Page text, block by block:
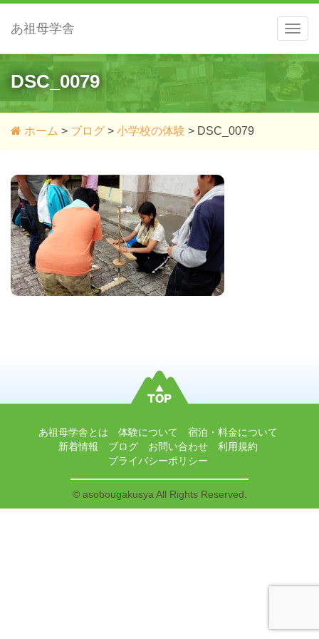
メ
ニ
ー
あ祖母学舎
DSC_0079
ホーム > ブログ > 小学校の体験 > DSC_0079
あ祖母学舎とは 体験について
宿泊・料金について
新着情報
ブログ お問い合わせ
利用規約
プライバシーポリシー
© asobougakusya All Rights Reserved.